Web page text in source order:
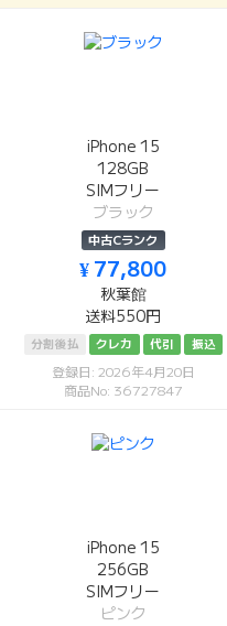
iPhone 15
128GB
SIMフリー
ブラック
中古Cランク
¥ 77,800
秋葉館
送料550円
分割後払 クレカ 代引 振込
登録日: 2026年4月20日
商品No: 36727847
iPhone 15
256GB
SIMフリー
ピンク